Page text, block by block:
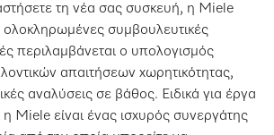
τη νέα σας συσκευή, η Miele
ολοκληρωμένες συμβουλευτικές
περιλαμβάνεται ο υπολογισμός
απαιτήσεων χωρητικότητας,
αναλύσεις σε βάθος. Ειδικά για έργα
Miele είναι ένας ισχυρός συνεργάτης